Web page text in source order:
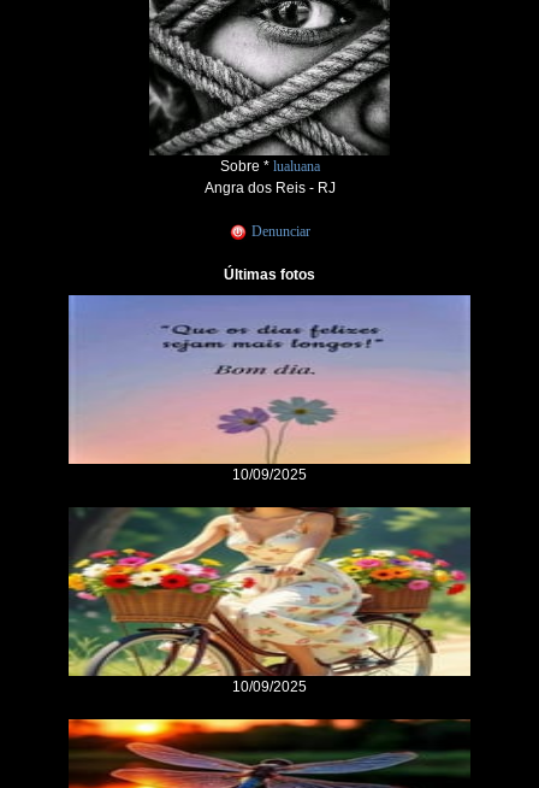
Sobre * lualuana
Angra dos Reis - RJ
Denunciar
Últimas fotos
10/09/2025
10/09/2025